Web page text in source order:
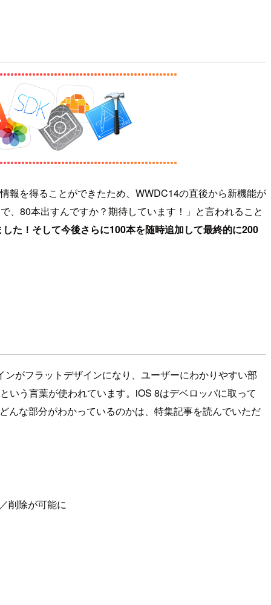
報を得ることができたため、WWDC14の直後から新機能が
、80本出すんですか？期待しています！」と言われること
た！そして今後さらに100本を随時追加して最終的に200
がフラットデザインになり、ユーザーにわかりやすい部
という言葉が使われています。iOS 8はデベロッパに取って
んな部分がわかっているのかは、特集記事を読んでいただ
削除が可能に